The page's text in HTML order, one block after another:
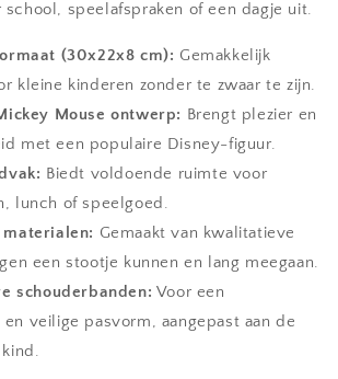
school, speelafspraken of een dagje uit.
(30x22x8 cm): Gemakkelijk
kleine kinderen zonder te zwaar te zijn.
Mouse ontwerp: Brengt plezier en
met een populaire Disney-figuur.
Biedt voldoende ruimte voor
lunch of speelgoed.
materialen: Gemaakt van kwalitatieve
een stootje kunnen en lang meegaan.
schouderbanden: Voor een
veilige pasvorm, aangepast aan de